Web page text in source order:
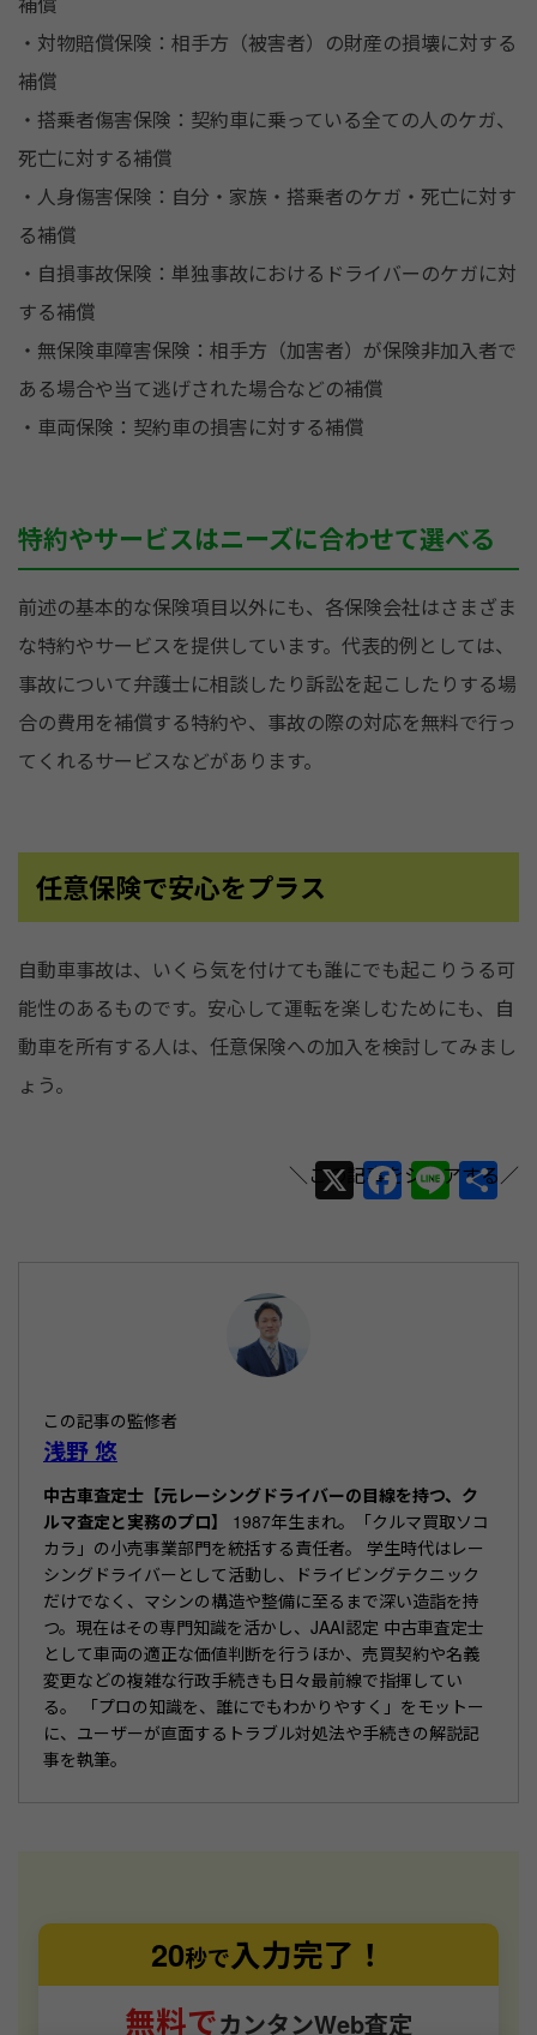
・対物賠償保険：相手方（被害者）の財産の損壊に対する
補償
・搭乗者傷害保険：契約車に乗っている全ての人のケガ、
死亡に対する補償
・人身傷害保険：自分・家族・搭乗者のケガ・死亡に対す
る補償
・自損事故保険：単独事故におけるドライバーのケガに対
する補償
・無保険車障害保険：相手方（加害者）が保険非加入者で
ある場合や当て逃げされた場合などの補償
・車両保険：契約車の損害に対する補償
特約やサービスはニーズに合わせて選べる
前述の基本的な保険項目以外にも、各保険会社はさまざま
な特約やサービスを提供しています。代表的例としては、
事故について弁護士に相談したり訴訟を起こしたりする場
合の費用を補償する特約や、事故の際の対応を無料で行っ
てくれるサービスなどがあります。
任意保険で安心をプラス
自動車事故は、いくら気を付けても誰にでも起こりうる可
能性のあるものです。安心して運転を楽しむためにも、自
動車を所有する人は、任意保険への加入を検討してみまし
ょう。
X F Li 共
この記事の監修者
浅野 悠
中古車査定士【元レーシングドライバーの目線を持つ、ク
ルマ査定と実務のプロ】
1987年生まれ。「クルマ買取ソコ
カラ」の小売事業部門を統括する責任者。 学生時代はレー
シングドライバーとして活動し、ドライビングテクニック
だけでなく、マシンの構造や整備に至るまで深い造詣を持
つ。現在はその専門知識を活かし、JAAI認定 中古車査定士
として車両の適正な価値判断を行うほか、売買契約や名義
変更などの複雑な行政手続きも日々最前線で指揮してい
る。 「プロの知識を、誰にでもわかりやすく」をモットー
に、ユーザーが直面するトラブル対処法や手続きの解説記
事を執筆。
20秒で入力完了！
無料でカンタンWeb査定